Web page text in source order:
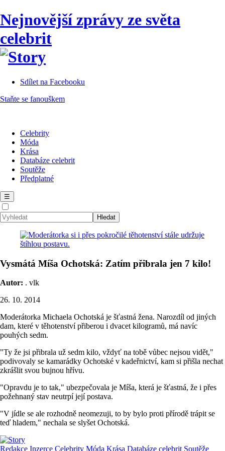
Nejnovější zprávy ze světa
celebrit
Sdílet na Facebooku
Staňte se fanouškem
Celebrity
Móda
Krása
Databáze celebrit
Soutěže
Předplatné
☰
Vysmátá Míša Ochotská: Zatím přibrala jen 7 kilo!
Autor: . vlk
26. 10. 2014
Moderátorka Michaela Ochotská je šťastná žena. Narozdíl od jiných
dam, které v těhotenství přiberou i dvacet kilogramů, má navíc
pouhých sedm.
"Ty že jsi přibrala už sedm kilo, vždyť na tobě vůbec nejsou vidět,"
podivovaly se kamarádky Ochotské v kadeřnictví, kam si přišla nechat
zkrášlit svou bujnou hřívu.
"Opravdu je to tak," ubezpečovala je Míša, která je šťastná, že i přes
požehnaný stav neutrpí její postava.
"V jídle se ale rozhodně neomezuji, to by bylo proti přírodě trápit se
teď hladem," nechala se slyšet Ochotská.
Redakce Inzerce Celebrity Móda Krása Databáze celebrit Soutěže